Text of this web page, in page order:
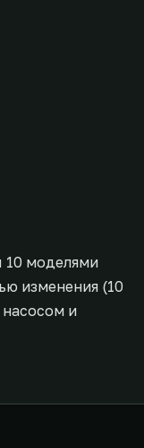
10 моделями
изменения (10
и